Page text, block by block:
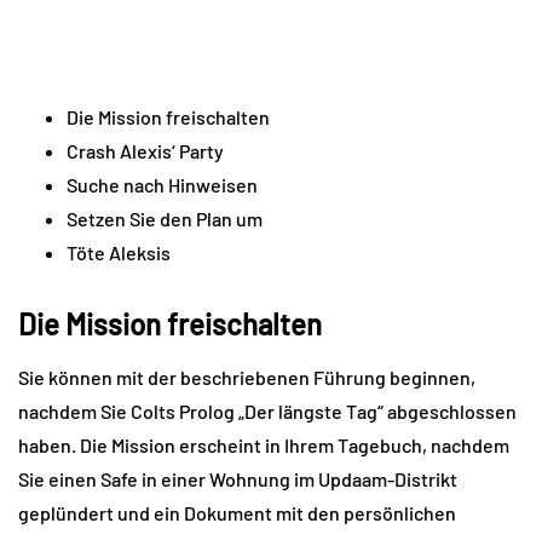
Die Mission freischalten
Crash Alexis‘ Party
Suche nach Hinweisen
Setzen Sie den Plan um
Töte Aleksis
Die Mission freischalten
Sie können mit der beschriebenen Führung beginnen,
nachdem Sie Colts Prolog „Der längste Tag“ abgeschlossen
haben. Die Mission erscheint in Ihrem Tagebuch, nachdem
Sie einen Safe in einer Wohnung im Updaam-Distrikt
geplündert und ein Dokument mit den persönlichen